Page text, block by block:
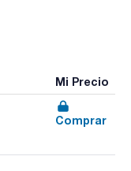
Mi Precio
Comprar